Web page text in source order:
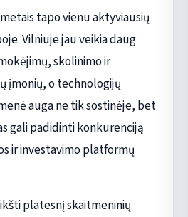
tapo vienu aktyviausių
Vilniuje jau veikia daug
skolinimo ir
įmonių, o technologijų
auga ne tik sostinėje, bet
gali padidinti konkurenciją
ir investavimo platformų
platesnį skaitmeninių